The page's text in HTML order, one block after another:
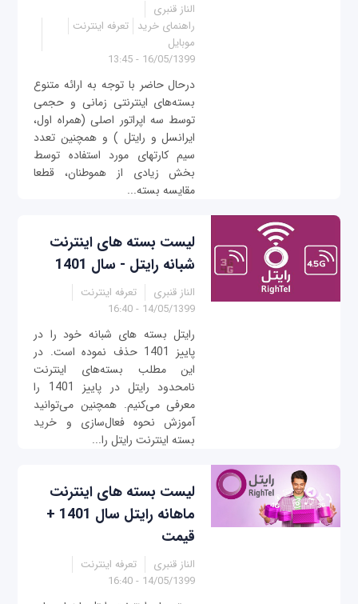
الناز قنبری
راهنمای خرید تعرفه اینترنت
موبایل
16/05/1399 - 13:45
درحال حاضر با توجه به ارائه متنوع
بسته‌های اینترنتی زمانی و حجمی
توسط سه اپراتور اصلی (همراه اول،
ایرانسل و رایتل ) و همچنین تعدد
سیم کارتهای مورد استفاده توسط
بخش زیادی از هموطنان، قطعا
مقایسه بسته‌...
لیست بسته‌ های اینترنت
شبانه رایتل - سال 1401
الناز قنبری
تعرفه اینترنت
14/05/1399 - 16:40
رایتل بسته های شبانه خود را در
پاییز 1401 حذف نموده است. در
این مطلب بسته‌های اینترنت
نامحدود رایتل در پاییز 1401 را
معرفی می‌کنیم. همچنین می‌توانید
آموزش نحوه فعال‌سازی و خرید
بسته اینترنت رایتل را...
لیست بسته‌ های اینترنت
ماهانه رایتل سال 1401 +
قیمت
الناز قنبری
تعرفه اینترنت
14/05/1399 - 16:40